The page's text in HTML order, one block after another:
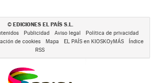
© EDICIONES EL PAÍS S.L.
Publicidad Aviso legal
Política de privacidad
de cookies Mapa EL PAÍS en KIOSKOyMÁS
Índice
RSS